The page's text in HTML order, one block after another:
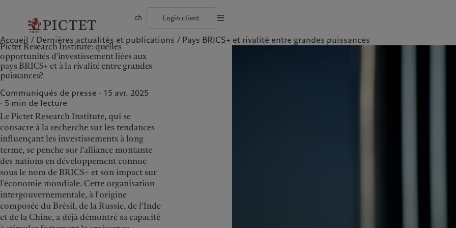
ch Login client
Le groupe Pictet
Les associés du Groupe
Rétrospective annuelle
Nos notations d'entreprise
Carrières
Notre histoire
Collection Pictet
Campus Pictet de Rochemont
Particuliers et familles
Institutions et intermédiaires financiers
Investisseurs institutionnels
Wealth management
Asset management
Alternative investments
Asset services
Latest insights
Markets
Beyond markets
L’approche de Pictet
Rapport de durabilité
Plan d’action climatique
Principes d’investissement en faveur du climat
Gouvernance de la durabilité
Fondation du Groupe
Prix PictetNotre Groupe
Le groupe Pictet
Les associés du Groupe
Rétrospective annuelle
Nos notations d'entreprise
Carrières
Notre histoire
Collection Pictet
Campus Pictet de
Particuliers et familles
Institutions et
intermédiaires financiers
Investisseurs institutionnels
©2026, Pictet GroupConditions d'utilisationDocumentation légaleGestion des cookiesProtection des données
Accueil Dernières actualités et publications Pays BRICS+ et rivalité entre grandes puissances
Pictet Research Institute: quelles
opportunités d’investissement liées aux
pays BRICS+ et à la rivalité entre grandes
puissances?
Communiqués de presse · 15 avr. 2025
5 min de lecture
Le Pictet Research Institute, qui se
consacre à la recherche sur les tendances
influençant les investissements à long
terme, se penche sur l’alliance montante
des nations en développement connue
sous le nom de BRICS+ et son impact sur
l’économie mondiale. Cette organisation
intergouvernementale, à l’origine
composée du Brésil, de la Russie, de l’Inde
et de la Chine, a déjà démontré sa capacité